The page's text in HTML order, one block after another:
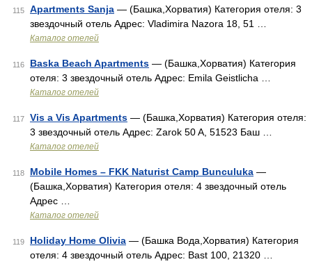
115 Apartments Sanja — (Башка,Хорватия) Категория отеля: 3
звездочный отель Адрес: Vladimira Nazora 18, 51 …
Каталог отелей
116 Baska Beach Apartments — (Башка,Хорватия) Категория
отеля: 3 звездочный отель Адрес: Emila Geistlicha …
Каталог отелей
117 Vis a Vis Apartments — (Башка,Хорватия) Категория отеля:
3 звездочный отель Адрес: Zarok 50 A, 51523 Баш …
Каталог отелей
118 Mobile Homes – FKK Naturist Camp Bunculuka —
(Башка,Хорватия) Категория отеля: 4 звездочный отель
Адрес …
Каталог отелей
119 Holiday Home Olivia — (Башка Вода,Хорватия) Категория
отеля: 4 звездочный отель Адрес: Bast 100, 21320 …